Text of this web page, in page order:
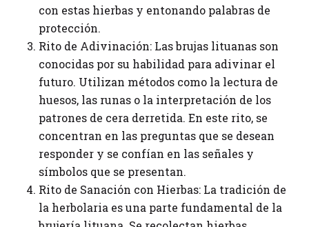
con estas hierbas y entonando palabras de
protección.
Rito de Adivinación: Las brujas lituanas son
conocidas por su habilidad para adivinar el
futuro. Utilizan métodos como la lectura de
huesos, las runas o la interpretación de los
patrones de cera derretida. En este rito, se
concentran en las preguntas que se desean
responder y se confían en las señales y
símbolos que se presentan.
Rito de Sanación con Hierbas: La tradición de
la herbolaria es una parte fundamental de la